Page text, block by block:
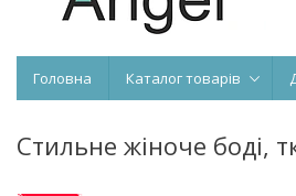
Головна Каталог товарів
Стильне жіноче боді,